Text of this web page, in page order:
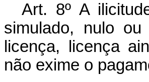
Art. 8º A
simulado, nulo
licença, licença
não exime o